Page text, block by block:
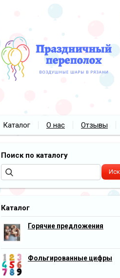
Каталог О нас Отзывы
Поиск по каталогу
Каталог
Горячие предложения
Фольгированные цифры